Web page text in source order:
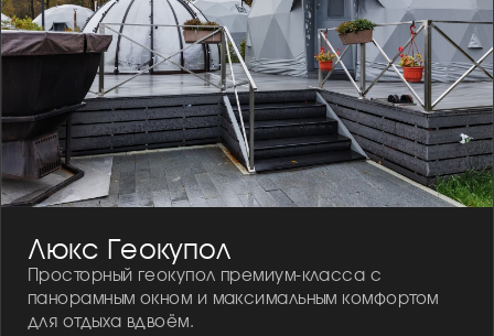
Люкс Геокупол
Просторный геокупол премиум-класса с
панорамным окном и максимальным комфортом
для отдыха вдвоём.